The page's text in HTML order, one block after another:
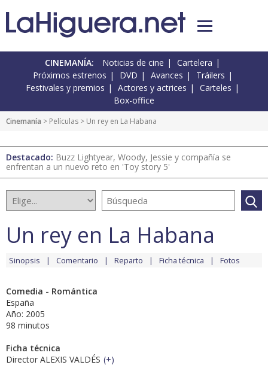
CINEMANÍA: Noticias de cine
Cartelera
Próximos estrenos
DVD Avances
Tráilers
Festivales y premios
Actores y actrices
Carteles
Box-office
Cinemanía > Películas > Un rey en La Habana
Destacado: Buzz Lightyear, Woody, Jessie y compañía se
enfrentan a un nuevo reto en 'Toy story 5'
Un rey en La Habana
Sinopsis Comentario Reparto Ficha técnica Fotos
Comedia - Romántica
España
Año: 2005
98 minutos
Ficha técnica
Director ALEXIS VALDÉS (+)